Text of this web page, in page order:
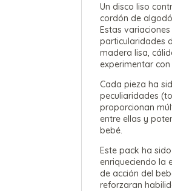
Un disco liso
cordón de
Estas
particularidades
madera lisa,
experimentar
Cada pieza ha
peculiaridades
proporcionan
entre ellas y
bebé.
Este pack ha
enriqueciendo la
de acción del
reforzaran